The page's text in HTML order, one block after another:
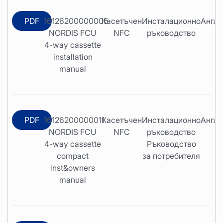
PDF 16126200000005
NORDIS FCU
4-way cassette
installation
manual
Касетъчен
NFC
Инсталационно
ръководство
PDF 16126200000011
NORDIS FCU
4-way cassette
compact
inst&owners
manual
Касетъчен
NFC
Инсталационно
ръководство
Ръководство
за потребителя